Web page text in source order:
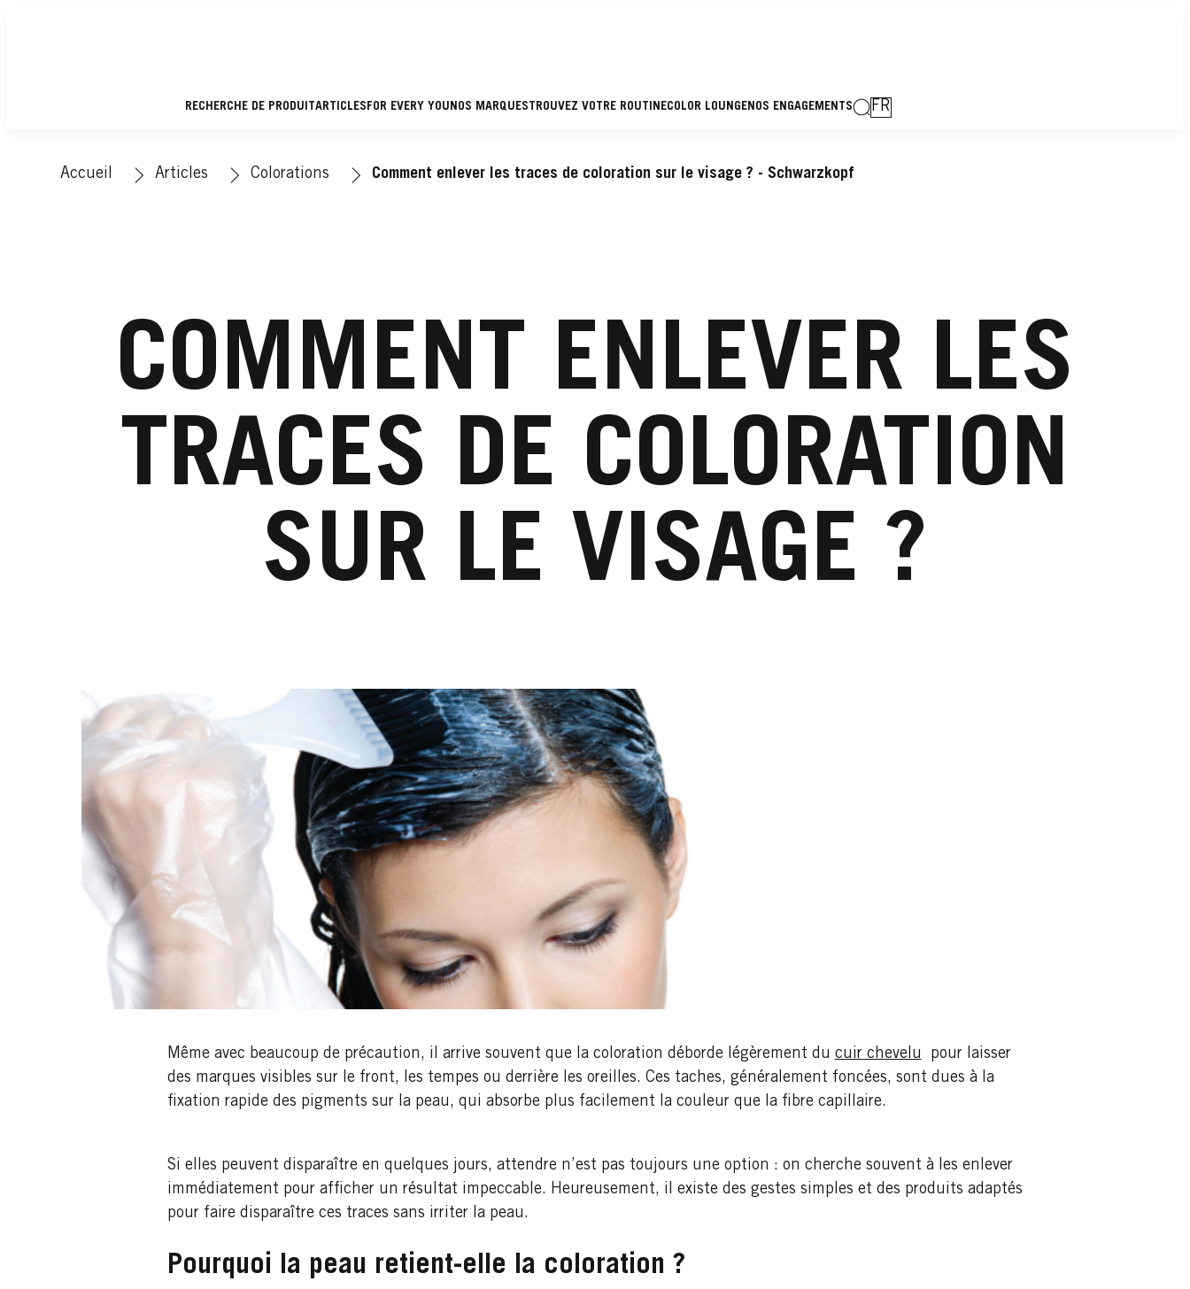
RECHERCHE DE PRODUIT ARTICLESFOR EVERY YOUNOS MARQUES TROUVEZ VOTRE ROUTINECOLOR LOUNGENOS ENGAGEMENTS FR
Accueil Articles Colorations Comment enlever les traces de coloration sur le visage ? - Schwarzkopf
COMMENT ENLEVER LES
TRACES DE COLORATION
SUR LE VISAGE ?
Même avec beaucoup de précaution, il arrive souvent que la coloration déborde légèrement du cuir chevelu pour laisser
des marques visibles sur le front, les tempes ou derrière les oreilles. Ces taches, généralement foncées, sont dues à la
fixation rapide des pigments sur la peau, qui absorbe plus facilement la couleur que la fibre capillaire.
Si elles peuvent disparaître en quelques jours, attendre n’est pas toujours une option : on cherche souvent à les enlever
immédiatement pour afficher un résultat impeccable. Heureusement, il existe des gestes simples et des produits adaptés
pour faire disparaître ces traces sans irriter la peau.
Pourquoi la peau retient-elle la coloration ?